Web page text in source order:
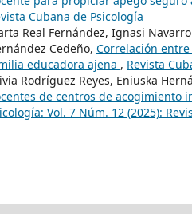
Cubana de Psicología
Real Fernández, Ignasi
Cedeño, Correlación
educadora ajena , Revista
Rodríguez Reyes, Eniuska
de centros de acogimiento
Vol. 7 Núm. 12 (2025):